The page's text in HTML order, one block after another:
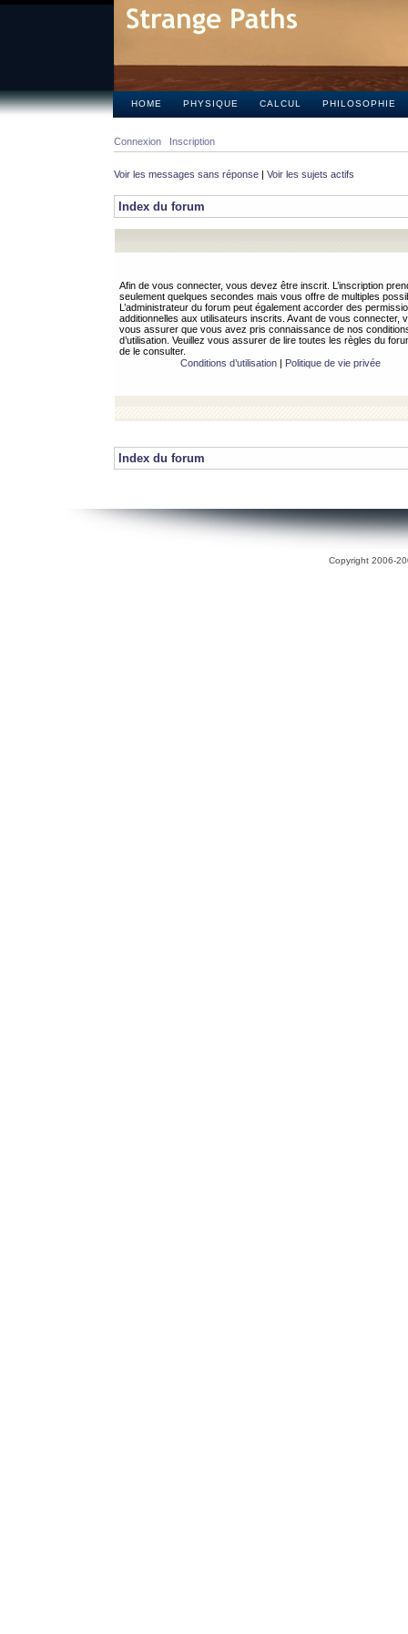
HOME PHYSIQUE CALCUL PHILOSOPHIE
Connexion Inscription
Voir les messages sans réponse | Voir les sujets actifs
Index du forum
Afin de vous connecter, vous devez être inscrit. L’inscription
seulement quelques secondes mais vous offre de multiples
L’administrateur du forum peut également accorder des
additionnelles aux utilisateurs inscrits. Avant de vous connecter,
vous assurer que vous avez pris connaissance de nos
d’utilisation. Veuillez vous assurer de lire toutes les règles du
de le consulter.
Conditions d’utilisation| Politique de vie privée
Index du forum
Copyright 2006-